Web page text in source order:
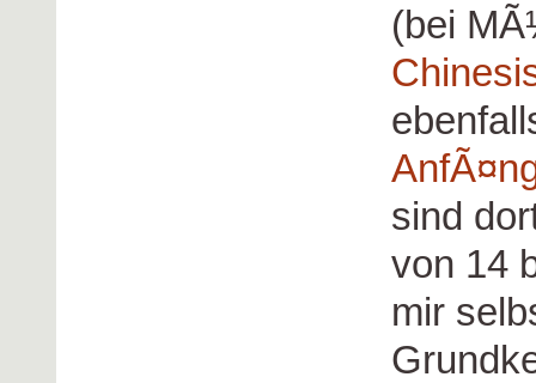
(bei
sind
von 14
mir